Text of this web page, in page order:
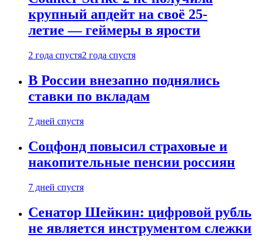
крупный апдейт на своё 25-
летие — геймеры в ярости
2 года спустя2 года спустя
В России внезапно поднялись
ставки по вкладам
7 дней спустя
Соцфонд повысил страховые и
накопительные пенсии россиян
7 дней спустя
Сенатор Шейкин: цифровой рубль
не является инструментом слежки